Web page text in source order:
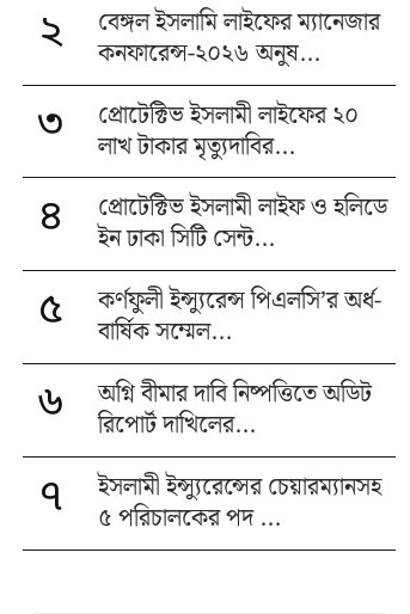
২
বেঙ্গল ইসলামি লাইফের ম্যানেজার
কনফারেন্স-২০২৬ অনুষ...
৩
প্রোটেক্টিভ ইসলামী লাইফের ২০
লাখ টাকার মৃত্যুদাবির...
৪
প্রোটেক্টিভ ইসলামী লাইফ ও হলিডে
ইন ঢাকা সিটি সেন্ট...
৫
কর্ণফুলী ইন্স্যুরেন্স পিএলসি’র অর্ধ-
বার্ষিক সম্মেল...
৬
অগ্নি বীমার দাবি নিষ্পত্তিতে অডিট
রিপোর্ট দাখিলের...
৭
ইসলামী ইন্স্যুরেন্সের চেয়ারম্যানসহ
৫ পরিচালকের পদ ...